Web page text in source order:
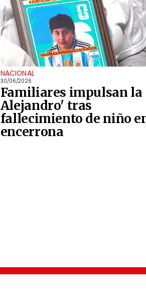
NACIONAL
30/06/2026
Familiares impulsan la
Alejandro' tras
fallecimiento de niño
encerrona